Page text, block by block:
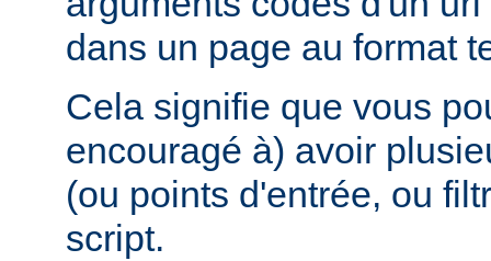
dans un page au format
Cela signifie que vous
encouragé à) avoir
(ou points d'entrée, ou
script.